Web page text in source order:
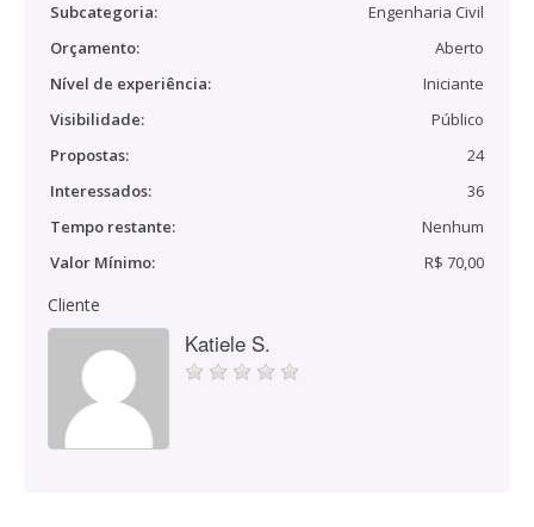
Subcategoria:
Engenharia Civil
Orçamento:
Aberto
Nível de experiência:
Iniciante
Visibilidade:
Público
Propostas:
24
Interessados:
36
Tempo restante:
Nenhum
Valor Mínimo:
R$ 70,00
Cliente
Katiele S.